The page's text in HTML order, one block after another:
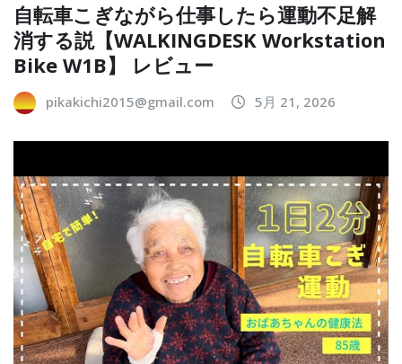
自転車こぎながら仕事したら運動不足解
消する説【WALKINGDESK Workstation
Bike W1B】 レビュー
pikakichi2015@gmail.com 5月 21, 2026